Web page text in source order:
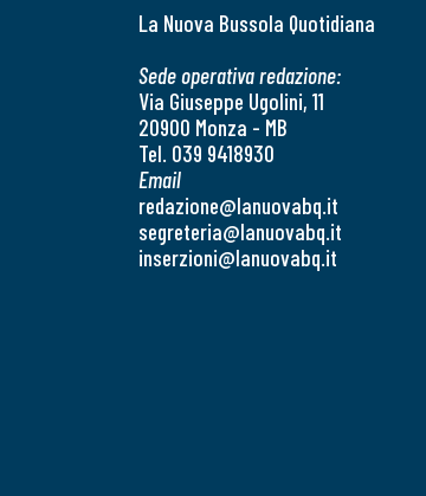
La Nuova Bussola Quotidiana
Sede operativa redazione:
Via Giuseppe Ugolini, 11
20900 Monza - MB
Tel. 039 9418930
Email
redazione@lanuovabq.it
segreteria@lanuovabq.it
inserzioni@lanuovabq.it